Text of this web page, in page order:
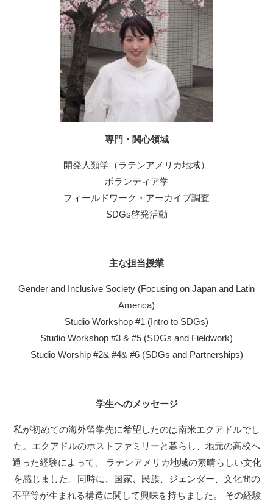
専門・関心領域
開発人類学（ラテンアメリカ地域）
ボランティア学
フィールドワーク・アーカイブ調査
SDGs啓発活動
主な担当授業
Gender and Inclusive Society (Focusing on Japan and Latin
America)
Studio Workshop #1 (Intro to SDGs)
Studio Workshop #3 & #5 (SDGs and Fieldwork)
Studio Worship #2& #4& #6 (SDGs and Partnerships)
学生へのメッセージ
私が初めての海外留学先に希望したのは南米エクアドルでし
た。エクアドルのホストファミリーと暮らし、地元の高校へ
通った経験によって、 ラテンアメリカ地域の素晴らしい文化
を感じました。同時に、国家、民族、ジェンダー、文化間の
不平等が生まれる構造に関して興味を持ちました。 その経験